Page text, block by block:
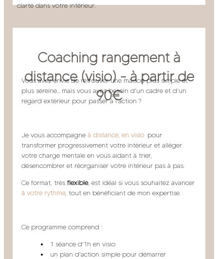
clarté dans votre intérieur.
Vous manquez de temps pour vous en occuper
Vous ne savez pas par où commencer
Vous souhaitez transformer durablement votre
organisation
La visite diagnostic est offerte si le devis est accepté. À
défaut,, elle est facturée 90 euros.
Coaching rangement à
distance (visio) - à partir de
90€
Vous avez envie de retrouver une maison plus simple et
plus sereine... mais vous avez besoin d'un cadre et d'un
regard extérieur pour passer à l'action ?
Je vous accompagne à distance, en visio, pour
transformer progressivement votre intérieur et alléger
votre charge mentale en vous aidant à trier,
désencombrer et réorganiser votre intérieur pas à pas.
Ce format, très flexible, est idéal si vous souhaitez avancer
à votre rythme, tout en bénéficiant de mon expertise.
Ce programme comprend :
1 séance d'1h en visio
un plan d'action simple pour démarrer